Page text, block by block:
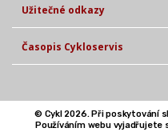
Užitečné odkazy
Časopis Cykloservis
© Cykl 2026. Při poskytování
Používáním webu vyjadřujete